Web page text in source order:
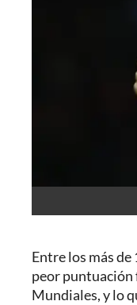
Entre los más de
peor puntuación
Mundiales, y lo